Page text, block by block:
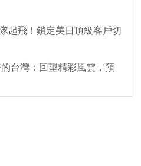
起飛！鎖定美日頂級客戶切
台灣：回望精彩風雲，預